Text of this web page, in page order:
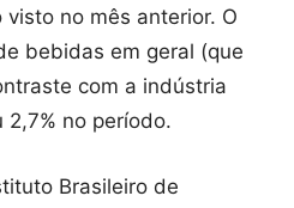
no mês anterior. O
bebidas em geral (que
com a indústria
2,7% no período.
Brasileiro de